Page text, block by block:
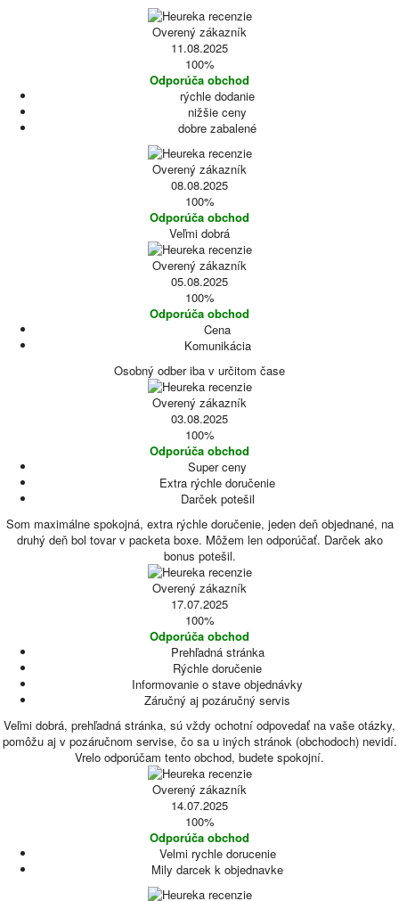
Overený zákazník
11.08.2025
100%
Odporúča obchod
rýchle dodanie
nižšie ceny
dobre zabalené
Overený zákazník
08.08.2025
100%
Odporúča obchod
Veľmi dobrá
Overený zákazník
05.08.2025
100%
Odporúča obchod
Cena
Komunikácia
Osobný odber iba v určitom čase
Overený zákazník
03.08.2025
100%
Odporúča obchod
Super ceny
Extra rýchle doručenie
Darček potešil
Som maximálne spokojná, extra rýchle doručenie, jeden deň objednané, na
druhý deň bol tovar v packeta boxe. Môžem len odporúčať. Darček ako
bonus potešil.
Overený zákazník
17.07.2025
100%
Odporúča obchod
Prehľadná stránka
Rýchle doručenie
Informovanie o stave objednávky
Záručný aj pozáručný servis
Veľmi dobrá, prehľadná stránka, sú vždy ochotní odpovedať na vaše otázky,
pomôžu aj v pozáručnom servise, čo sa u iných stránok (obchodoch) nevidí.
Vrelo odporúčam tento obchod, budete spokojní.
Overený zákazník
14.07.2025
100%
Odporúča obchod
Velmi rychle dorucenie
Mily darcek k objednavke